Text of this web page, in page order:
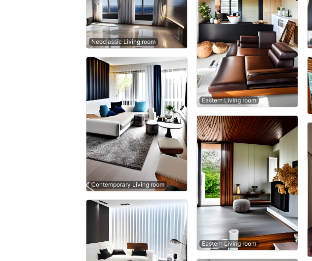
Neoclassic Living room
Contemporary Living room
Eastern Living room
Eastern Living room